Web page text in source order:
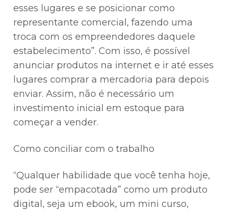
esses lugares e se posicionar como
representante comercial, fazendo uma
troca com os empreendedores daquele
estabelecimento”. Com isso, é possível
anunciar produtos na internet e ir até esses
lugares comprar a mercadoria para depois
enviar. Assim, não é necessário um
investimento inicial em estoque para
começar a vender.
Como conciliar com o trabalho
“Qualquer habilidade que você tenha hoje,
pode ser “empacotada” como um produto
digital, seja um ebook, um mini curso,